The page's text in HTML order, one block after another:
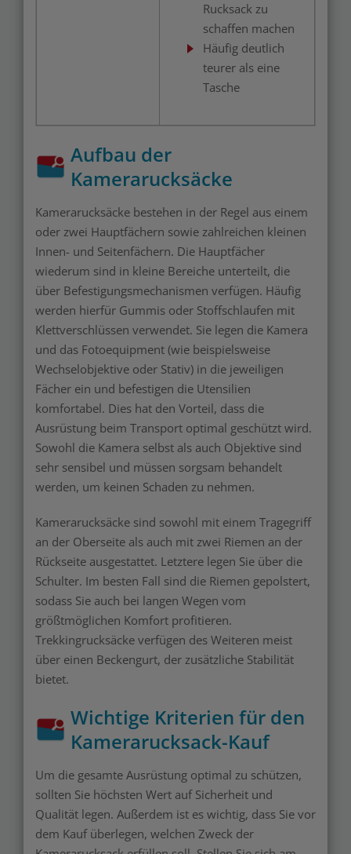
Rucksack zu
schaffen machen
Häufig deutlich
teurer als eine
Tasche
Aufbau der
Kamerarucksäcke
Kamerarucksäcke bestehen in der Regel aus einem
oder zwei Hauptfächern sowie zahlreichen kleinen
Innen- und Seitenfächern. Die Hauptfächer
wiederum sind in kleine Bereiche unterteilt, die
über Befestigungsmechanismen verfügen. Häufig
werden hierfür Gummis oder Stoffschlaufen mit
Klettverschlüssen verwendet. Sie legen die Kamera
und das Fotoequipment (wie beispielsweise
Wechselobjektive oder Stativ) in die jeweiligen
Fächer ein und befestigen die Utensilien
komfortabel. Dies hat den Vorteil, dass die
Ausrüstung beim Transport optimal geschützt wird.
Sowohl die Kamera selbst als auch Objektive sind
sehr sensibel und müssen sorgsam behandelt
werden, um keinen Schaden zu nehmen.
Kamerarucksäcke sind sowohl mit einem Tragegriff
an der Oberseite als auch mit zwei Riemen an der
Rückseite ausgestattet. Letztere legen Sie über die
Schulter. Im besten Fall sind die Riemen gepolstert,
sodass Sie auch bei langen Wegen vom
größtmöglichen Komfort profitieren.
Trekkingrucksäcke verfügen des Weiteren meist
über einen Beckengurt, der zusätzliche Stabilität
bietet.
Wichtige Kriterien für den
Kamerarucksack-Kauf
Um die gesamte Ausrüstung optimal zu schützen,
sollten Sie höchsten Wert auf Sicherheit und
Qualität legen. Außerdem ist es wichtig, dass Sie vor
dem Kauf überlegen, welchen Zweck der